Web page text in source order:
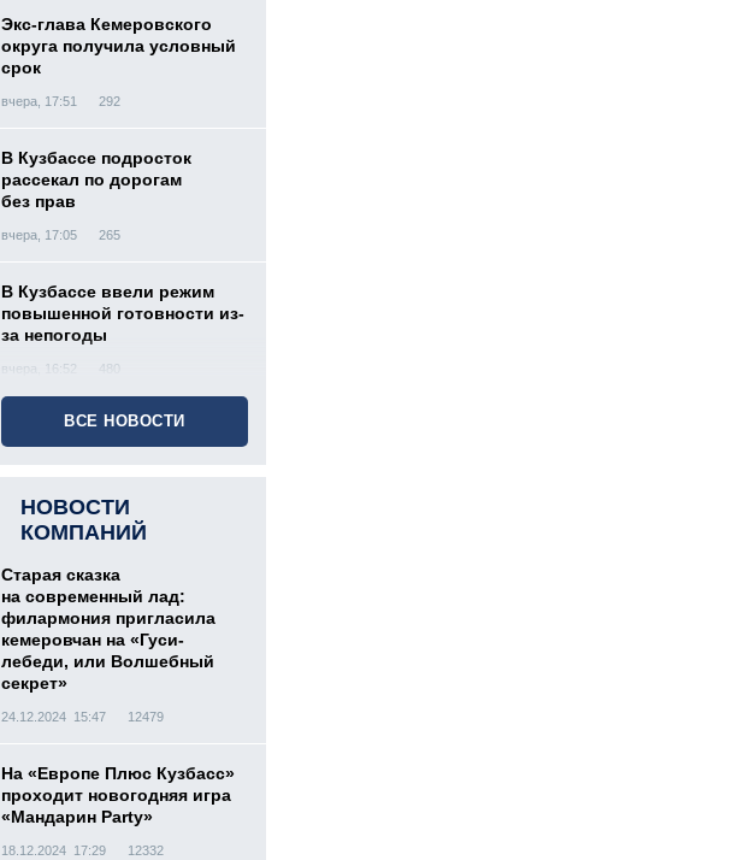
Экс-глава Кемеровского
округа получила условный
срок
вчера, 17:51 292
В Кузбассе подросток
рассекал по дорогам
без прав
вчера, 17:05 265
В Кузбассе ввели режим
повышенной готовности из-
за непогоды
вчера, 16:52 480
ВСЕ НОВОСТИ
НОВОСТИ
КОМПАНИЙ
Старая сказка
на современный лад:
филармония пригласила
кемеровчан на «Гуси-
лебеди, или Волшебный
секрет»
24.12.2024 15:47 12479
На «Европе Плюс Кузбасс»
проходит новогодняя игра
«Мандарин Party»
18.12.2024 17:29 12332